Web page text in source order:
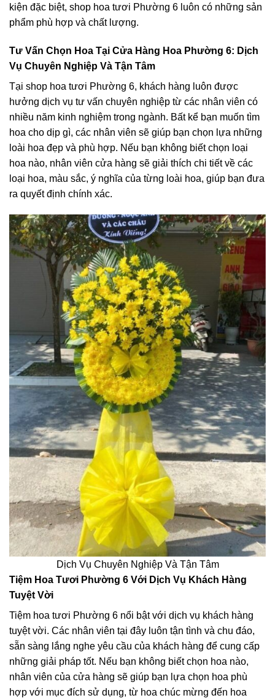
kiện đặc biệt, shop hoa tươi Phường 6 luôn có những sản
phẩm phù hợp và chất lượng.
Tư Vấn Chọn Hoa Tại Cửa Hàng Hoa Phường 6: Dịch
Vụ Chuyên Nghiệp Và Tận Tâm
Tại shop hoa tươi Phường 6, khách hàng luôn được
hưởng dịch vụ tư vấn chuyên nghiệp từ các nhân viên có
nhiều năm kinh nghiệm trong ngành. Bất kể bạn muốn tìm
hoa cho dịp gì, các nhân viên sẽ giúp bạn chọn lựa những
loài hoa đẹp và phù hợp. Nếu bạn không biết chọn loại
hoa nào, nhân viên cửa hàng sẽ giải thích chi tiết về các
loại hoa, màu sắc, ý nghĩa của từng loài hoa, giúp bạn đưa
ra quyết định chính xác.
Dịch Vụ Chuyên Nghiệp Và Tận Tâm
Tiệm Hoa Tươi Phường 6 Với Dịch Vụ Khách Hàng
Tuyệt Vời
Tiệm hoa tươi Phường 6 nổi bật với dịch vụ khách hàng
tuyệt vời. Các nhân viên tại đây luôn tận tình và chu đáo,
sẵn sàng lắng nghe yêu cầu của khách hàng để cung cấp
những giải pháp tốt. Nếu bạn không biết chọn hoa nào,
nhân viên của cửa hàng sẽ giúp bạn lựa chọn hoa phù
hợp với mục đích sử dụng, từ hoa chúc mừng đến hoa